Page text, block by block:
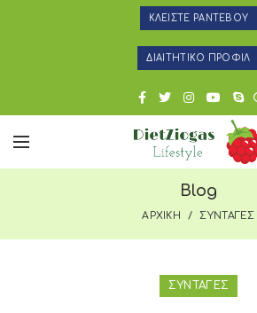
ΚΛΕΙΣΤΕ ΡΑΝΤΕΒΟΥ
ΔΙΑΙΤΗΤΙΚΟ ΠΡΟΦΙΛ
Blog
ΑΡΧΙΚΗ ΣΥΝΤΑΓΕΣ
ΣΥΝΤΑΓΕΣ